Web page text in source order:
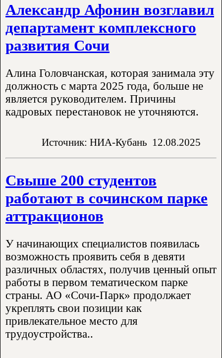
Александр Афонин возглавил
департамент комплексного
развития Сочи
Алина Головчанская, которая занимала эту
должность с марта 2025 года, больше не
является руководителем. Причины
кадровых перестановок не уточняются.
Источник: НИА-Кубань 12.08.2025
Свыше 200 студентов
работают в сочинском парке
аттракционов
У начинающих специалистов появилась
возможность проявить себя в девяти
различных областях, получив ценный опыт
работы в первом тематическом парке
страны. АО «Сочи-Парк» продолжает
укреплять свои позиции как
привлекательное место для
трудоустройства..